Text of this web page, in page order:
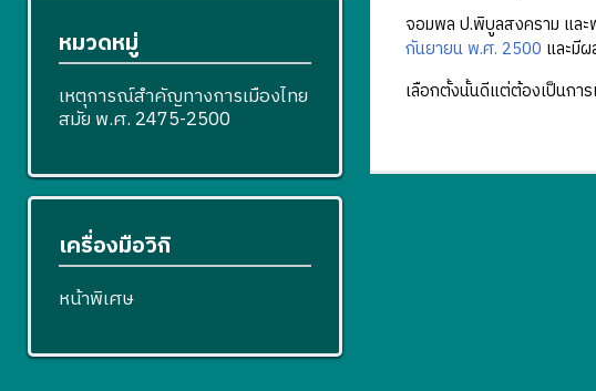
จอมพล ป.พิบูลสงคราม แล
กันยายน พ.ศ. 2500 และมี
เลือกตั้งนั้นดีแต่ต้องเป็นกา
หมวดหมู่
เหตุการณ์สำคัญทางการเมืองไทย
สมัย พ.ศ. 2475-2500
เครื่องมือวิกิ
หน้าพิเศษ